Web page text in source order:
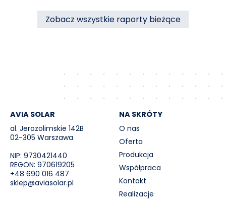
Zobacz wszystkie raporty bieżące
AVIA SOLAR
al. Jerozolimskie 142B
02-305 Warszawa
NIP: 9730421440
REGON: 970619205
+48 690 016 487
sklep@aviasolar.pl
NA SKRÓTY
O nas
Oferta
Produkcja
Współpraca
Kontakt
Realizacje